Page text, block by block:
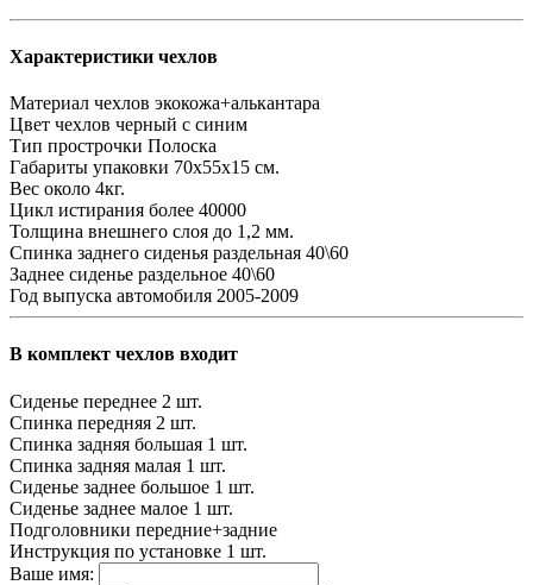
Характеристики чехлов
Материал чехлов экокожа+алькантара
Цвет чехлов черный с синим
Тип прострочки Полоска
Габариты упаковки 70х55х15 см.
Вес около 4кг.
Цикл истирания более 40000
Толщина внешнего слоя до 1,2 мм.
Спинка заднего сиденья раздельная 40\60
Заднее сиденье раздельное 40\60
Год выпуска автомобиля 2005-2009
В комплект чехлов входит
Сиденье переднее 2 шт.
Спинка передняя 2 шт.
Спинка задняя большая 1 шт.
Спинка задняя малая 1 шт.
Сиденье заднее большое 1 шт.
Сиденье заднее малое 1 шт.
Подголовники передние+задние
Инструкция по установке 1 шт.
Ваше имя: